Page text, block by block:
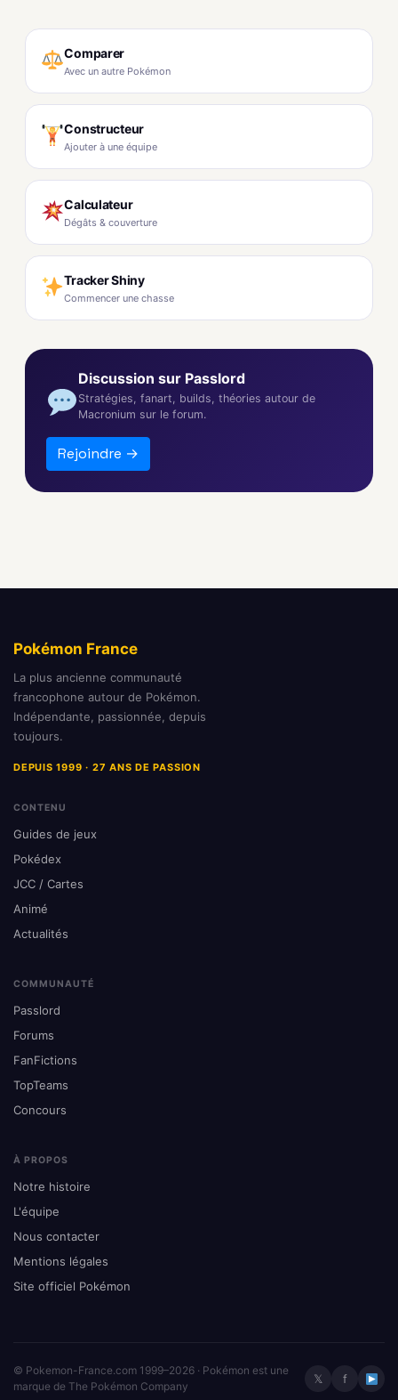
Comparer
Avec un autre Pokémon
Constructeur
Ajouter à une équipe
Calculateur
Dégâts & couverture
Tracker Shiny
Commencer une chasse
Discussion sur Passlord
Stratégies, fanart, builds, théories autour de
Macronium sur le forum.
Rejoindre →
Pokémon France
La plus ancienne communauté
francophone autour de Pokémon.
Indépendante, passionnée, depuis
toujours.
DEPUIS 1999 · 27 ANS DE PASSION
CONTENU
Guides de jeux
Pokédex
JCC / Cartes
Animé
Actualités
COMMUNAUTÉ
Passlord
Forums
FanFictions
TopTeams
Concours
À PROPOS
Notre histoire
L'équipe
Nous contacter
Mentions légales
Site officiel Pokémon
© Pokemon-France.com 1999–2026 · Pokémon est une
marque de The Pokémon Company
𝕏 f